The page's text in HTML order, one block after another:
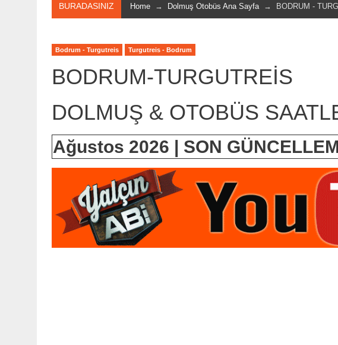
BURADASINIZ Home → Dolmuş Otobüs Ana Sayfa→ BODRUM -
Bodrum - Turgutreis Turgutreis - Bodrum
BODRUM-TURGUTREİS
DOLMUŞ & OTOBÜS
Ağustos 2026 | SON